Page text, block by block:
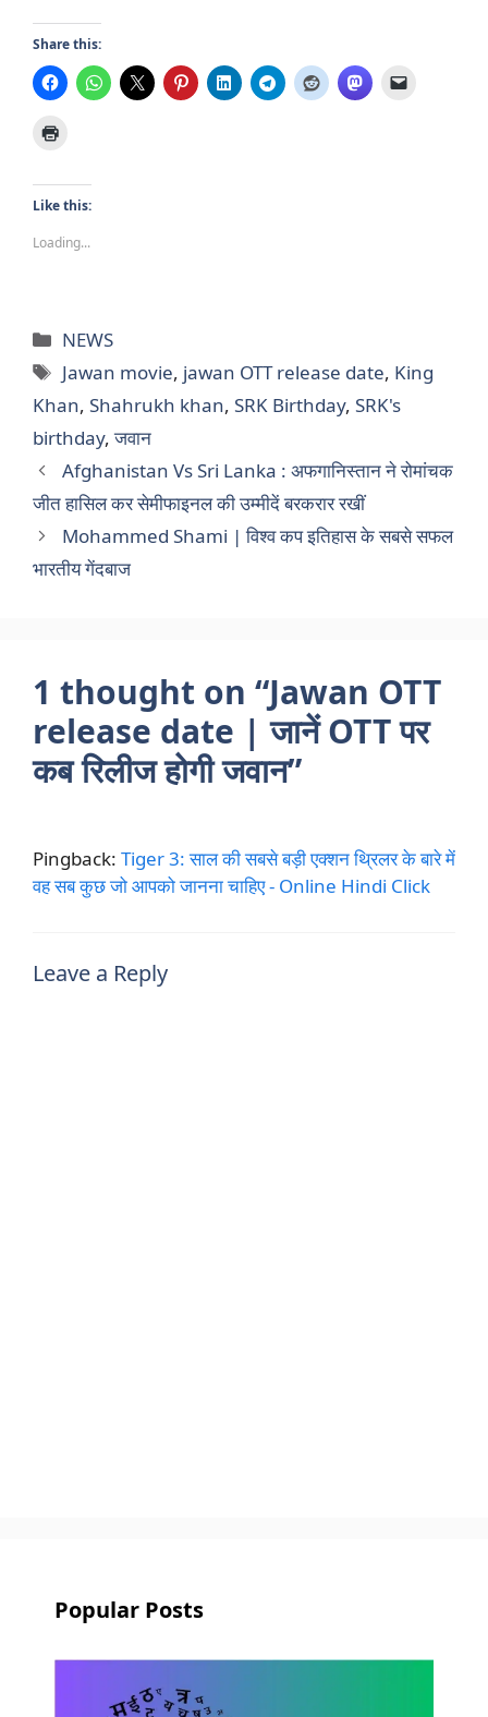
Share this:
Like this:
Loading...
Categories
NEWS
Tags
Jawan movie, jawan OTT release date, King
Khan, Shahrukh khan, SRK Birthday, SRK's
birthday,जवान
Afghanistan Vs Sri Lanka : अफगानिस्तान ने रोमांचक
जीत हासिल कर सेमीफाइनल की उम्मीदें बरकरार रखीं
Mohammed Shami | विश्व कप इतिहास के सबसे सफल
भारतीय गेंदबाज
1 thought on “Jawan OTT
release date | जानें OTT पर
कब रिलीज होगी जवान”
Pingback: Tiger 3: साल की सबसे बड़ी एक्शन थ्रिलर के बारे में
वह सब कुछ जो आपको जानना चाहिए - Online Hindi Click
Leave a Reply
Popular Posts